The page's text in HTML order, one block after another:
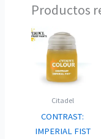
Productos
Citadel
CONTRAST:
IMPERIAL FIST